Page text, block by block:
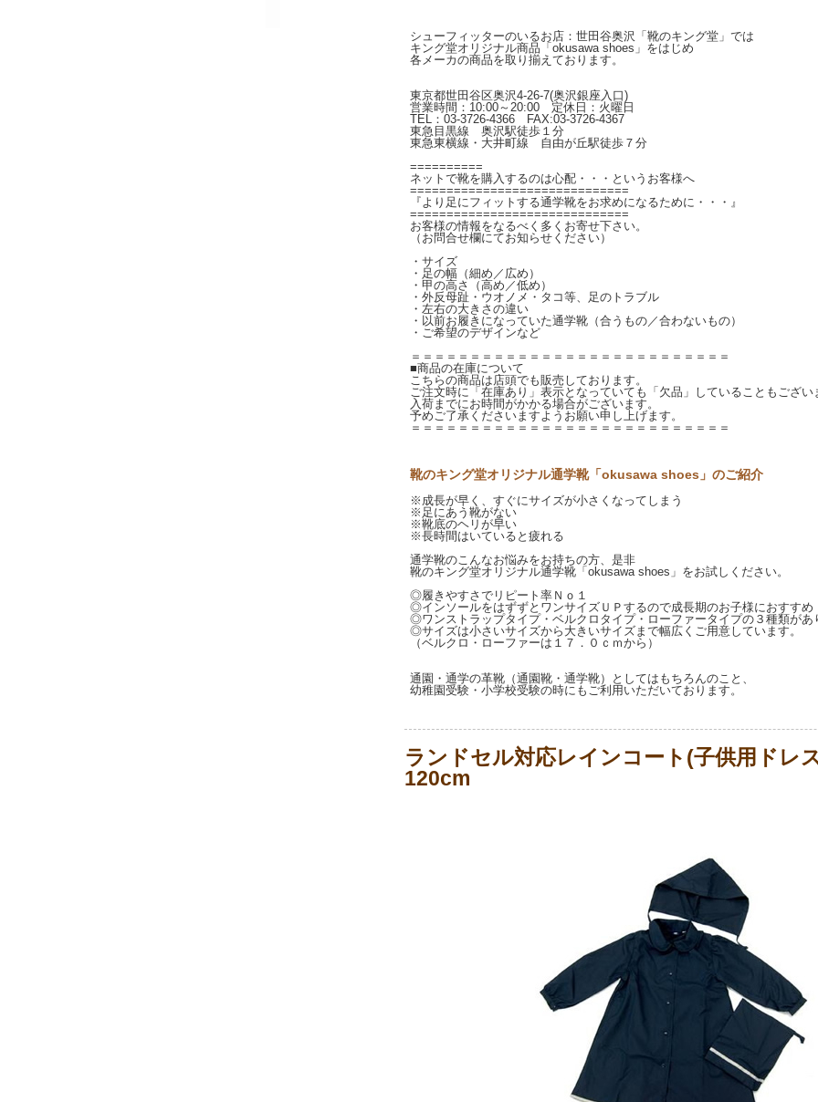
シューフィッターのいるお店：世田谷奥沢「靴のキング堂」では
キング堂オリジナル商品「okusawa shoes」をはじめ
各メーカの商品を取り揃えております。
東京都世田谷区奥沢4-26-7(奥沢銀座入口)
営業時間：10:00～20:00 定休日：火曜日
TEL：03-3726-4366 FAX:03-3726-4367
東急目黒線 奥沢駅徒歩１分
東急東横線・大井町線 自由が丘駅徒歩７分
==========
ネットで靴を購入するのは心配・・・というお客様へ
==============================
『より足にフィットする通学靴をお求めになるために・・・』
==============================
お客様の情報をなるべく多くお寄せ下さい。
（お問合せ欄にてお知らせください）
・サイズ
・足の幅（細め／広め）
・甲の高さ（高め／低め）
・外反母趾・ウオノメ・タコ等、足のトラブル
・左右の大きさの違い
・以前お履きになっていた通学靴（合うもの／合わないもの）
・ご希望のデザインなど
＝＝＝＝＝＝＝＝＝＝＝＝＝＝＝＝＝＝＝＝＝＝＝＝＝＝＝
■商品の在庫について
こちらの商品は店頭でも販売しております。
ご注文時に「在庫あり」表示となっていても「欠品」していることもござい
入荷までにお時間がかかる場合がございます。
予めご了承くださいますようお願い申し上げます。
＝＝＝＝＝＝＝＝＝＝＝＝＝＝＝＝＝＝＝＝＝＝＝＝＝＝＝
靴のキング堂オリジナル通学靴「okusawa shoes」のご紹介
※成長が早く、すぐにサイズが小さくなってしまう
※足にあう靴がない
※靴底のヘリが早い
※長時間はいていると疲れる
通学靴のこんなお悩みをお持ちの方、是非
靴のキング堂オリジナル通学靴「okusawa shoes」をお試しください。
◎履きやすさでリピート率Ｎｏ１
◎インソールをはずずとワンサイズＵＰするので成長期のお子様におすすめ
◎ワンストラップタイプ・ベルクロタイプ・ローファータイプの３種類があ
◎サイズは小さいサイズから大きいサイズまで幅広くご用意しています。
（ベルクロ・ローファーは１７．０ｃｍから）
通園・通学の革靴（通園靴・通学靴）としてはもちろんのこと、
幼稚園受験・小学校受験の時にもご利用いただいております。
ランドセル対応レインコート(子供用ド
120cm